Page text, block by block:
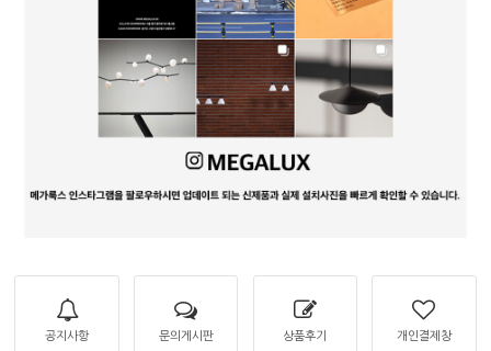
공지사항 문의게시판 상품후기 개인결제창